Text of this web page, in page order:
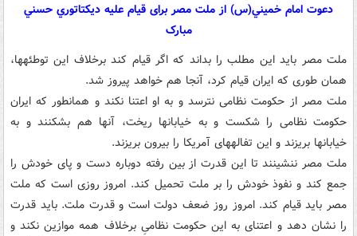
دعوت امام خميني(س) از ملت مصر براى قيام عليه ديکتاتوري حسني
مبارک
ملت مصر بايد اين مطلب را بداند که اگر قيام کند برخلاف اين توطئه‏ها،
همان طورى که ايران قيام کرد، آنجا هم خواهد پيروز شد.
ملت مصر از حکومت نظامى نترسد و به او اعتنا نکند و همان‏طور که ايران
حکومت نظامى را شکست و به خيابانها ريخت، آنها هم بشکنند و به
خيابانها بريزند و اين تفاله‏هاى آمريکا را بيرون بريزند.
ملت مصر ننشينند تا اين قدرت از بين رفته دوباره دست و پاى خودش را
جمع کند و نفوذ خودش را بر ملت تحميل کند. امروز روزى است که ملت
مصر بايد قيام کند. امروز روز ضعف دولت است و قدرت ملت. بايد قدرت
را نشان دهد و اعتناى به اين حکومت نظامىِ برخلاف همه موازين نکند و